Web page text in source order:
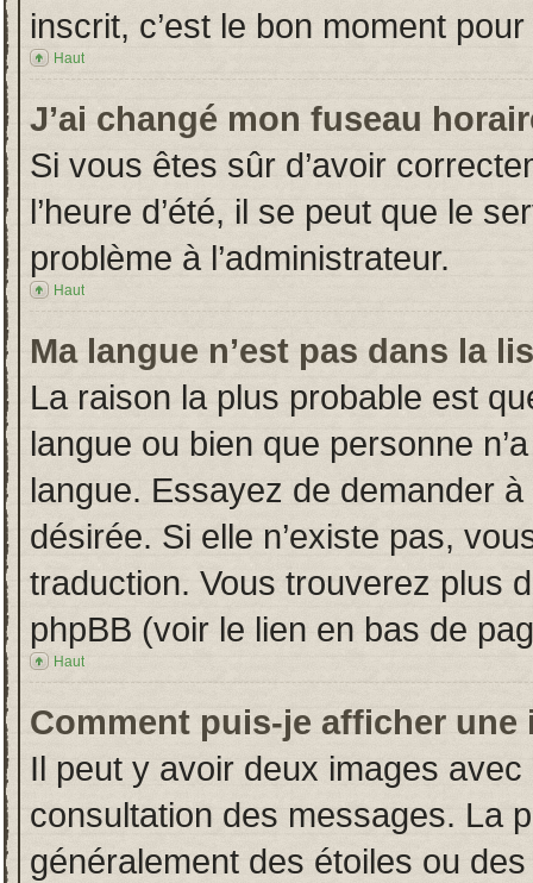
inscrit, c’est le bon moment
Haut
J’ai changé mon fuseau
Si vous êtes sûr d’avoir
l’heure d’été, il se peut que le
problème à l’administrateur.
Haut
Ma langue n’est pas dans la
La raison la plus probable est
langue ou bien que personne
langue. Essayez de demander à
désirée. Si elle n’existe pas,
traduction. Vous trouverez plus
phpBB (voir le lien en bas de
Haut
Comment puis-je afficher une
Il peut y avoir deux images
consultation des messages. La
généralement des étoiles ou